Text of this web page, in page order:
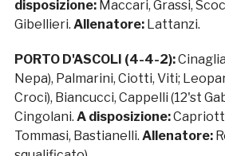
disposizione: Maccari, Grassi,
Gibellieri. Allenatore: Lattanzi.
PORTO D'ASCOLI (4-4-2):
Nepa), Palmarini, Ciotti, Viti;
Croci), Biancucci, Cappelli (12'st
Cingolani. A disposizione:
Tommasi, Bastianelli. Allenatore: